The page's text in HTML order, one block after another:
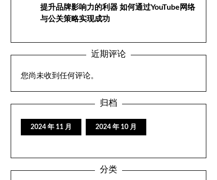
提升品牌影响力的利器 如何通过YouTube网络
与公关策略实现成功
近期评论
您尚未收到任何评论。
归档
2024 年 11 月 2024 年 10 月
分类